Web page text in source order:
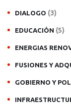
DIALOGO (3)
EDUCACIÓN (5)
ENERGIAS
FUSIONES Y
GOBIERNO Y